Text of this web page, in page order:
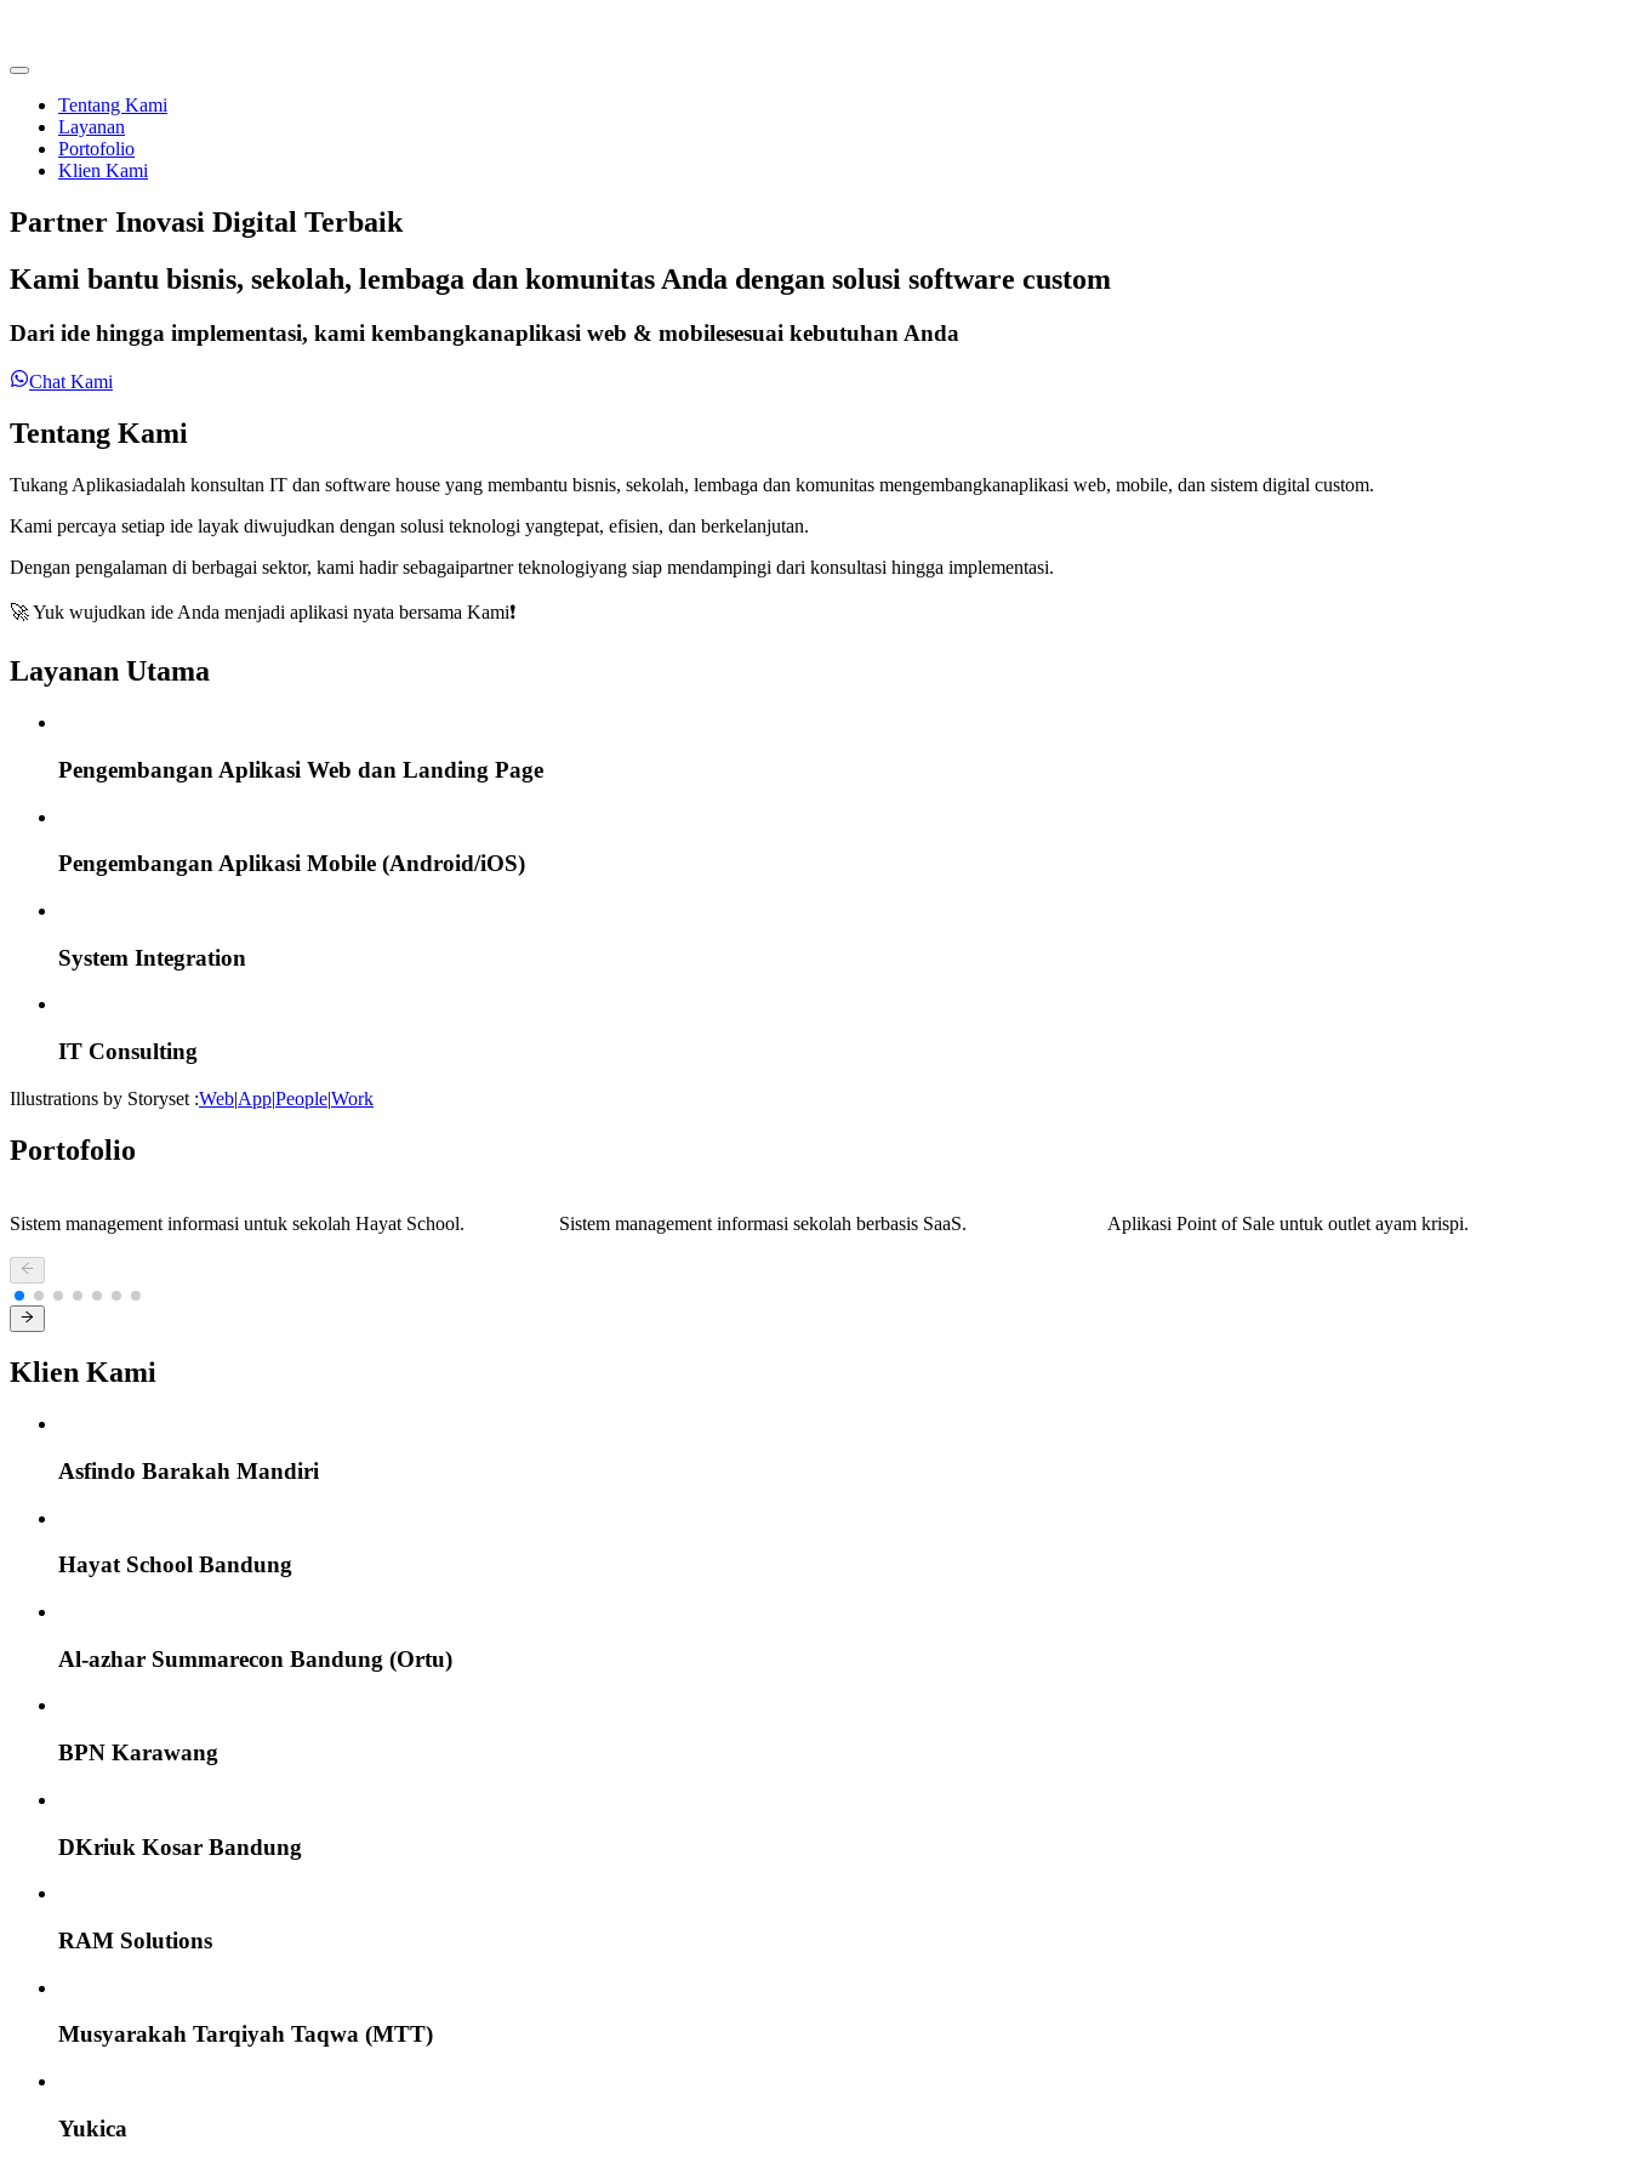
Tentang Kami
Layanan
Portofolio
Klien Kami
Partner Inovasi Digital Terbaik
Kami bantu bisnis, sekolah, lembaga dan komunitas Anda dengan solusi software custom
Dari ide hingga implementasi, kami kembangkanaplikasi web & mobilesesuai kebutuhan Anda
Chat Kami
Tentang Kami
Tukang Aplikasiadalah konsultan IT dan software house yang membantu bisnis, sekolah, lembaga dan komunitas mengembangkanaplikasi web, mobile, dan sistem digital custom.
Kami percaya setiap ide layak diwujudkan dengan solusi teknologi yangtepat, efisien, dan berkelanjutan.
Dengan pengalaman di berbagai sektor, kami hadir sebagaipartner teknologiyang siap mendampingi dari konsultasi hingga implementasi.
🚀 Yuk wujudkan ide Anda menjadi aplikasi nyata bersama Kami❗️
Layanan Utama
Pengembangan Aplikasi Web dan Landing Page
Pengembangan Aplikasi Mobile (Android/iOS)
System Integration
IT Consulting
Illustrations by Storyset :Web|App|People|Work
Portofolio
Sistem management informasi untuk sekolah Hayat School. Sistem management informasi sekolah berbasis SaaS. Aplikasi Point of Sale untuk outlet ayam krispi.
Klien Kami
Asfindo Barakah Mandiri
Hayat School Bandung
Al-azhar Summarecon Bandung (Ortu)
BPN Karawang
DKriuk Kosar Bandung
RAM Solutions
Musyarakah Tarqiyah Taqwa (MTT)
Yukica